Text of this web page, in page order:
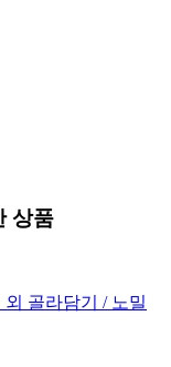
상품
골라담기 / 노밀